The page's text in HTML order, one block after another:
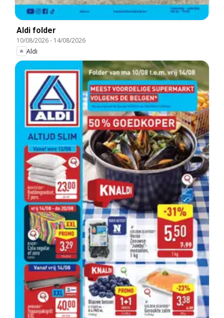
Aldi folder
10/08/2026- 14/08/2026
Aldi